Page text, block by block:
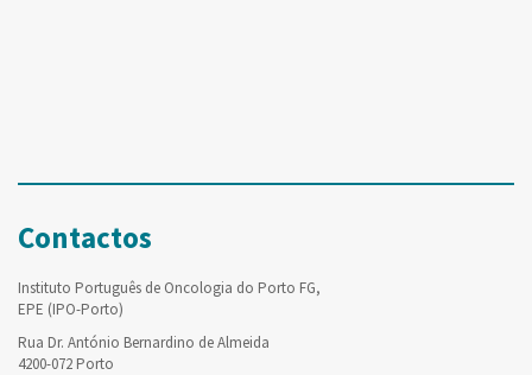
Contactos
Instituto Português de Oncologia do Porto FG,
EPE (IPO-Porto)
Rua Dr. António Bernardino de Almeida
4200-072 Porto